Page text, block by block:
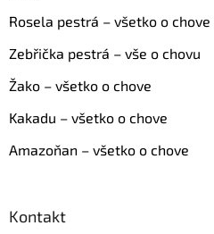
Rosela pestrá – všetko o chove
Zebřička pestrá – vše o chovu
Žako – všetko o chove
Kakadu – všetko o chove
Amazoňan – všetko o chove
Kontakt